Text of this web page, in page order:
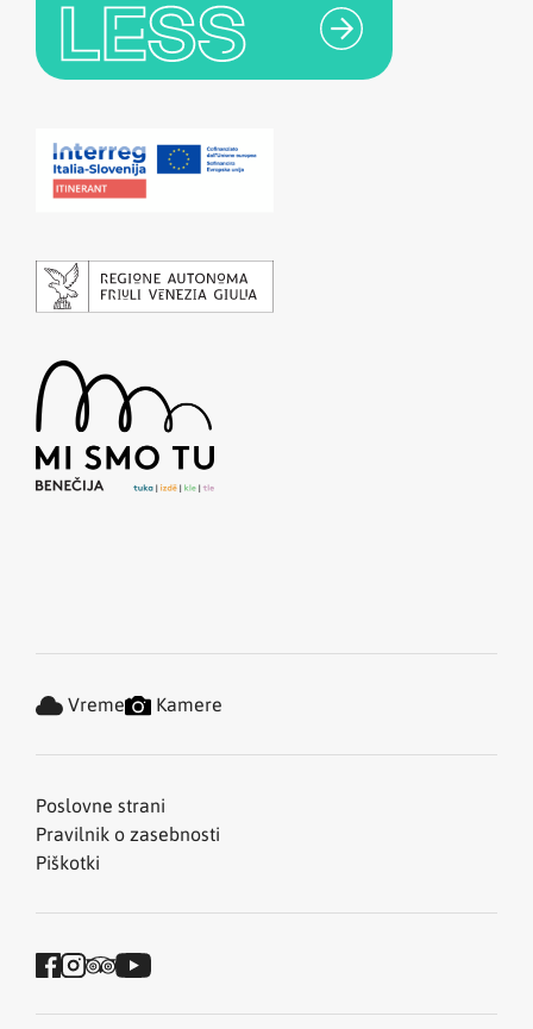
Poslovne strani
Pravilnik o zasebnosti
Piškotki
Vreme Kamere